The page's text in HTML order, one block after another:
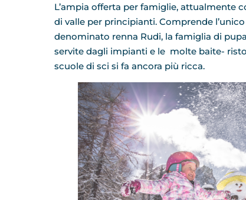
L’ampia offerta per famiglie, attualmente
di valle per principianti. Comprende
denominato renna Rudi, la famiglia di
servite dagli impianti e le molte baite-
scuole di sci si fa ancora più ricca.